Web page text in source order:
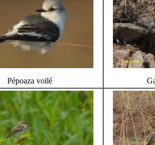
Pépoaza voilé